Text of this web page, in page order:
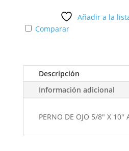
Añadir a la
Comparar
Descripción
Información adicional
PERNO DE OJO 5/8" X 10"